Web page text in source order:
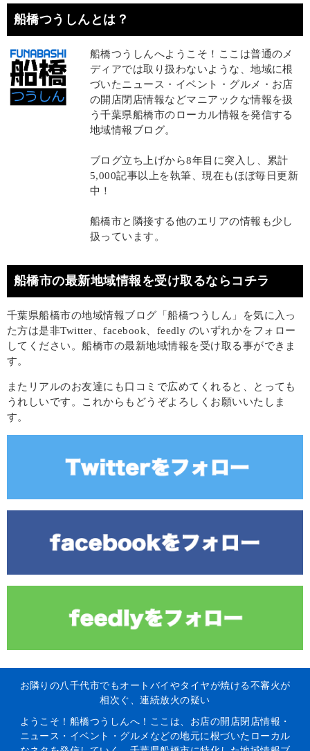
船橋つうしんとは？
船橋つうしんへようこそ！ここは普通のメ
ディアでは取り扱わないような、地域に根
づいたニュース・イベント・グルメ・お店
の開店閉店情報などマニアックな情報を扱
う千葉県船橋市のローカル情報を発信する
地域情報ブログ。
ブログ立ち上げから8年目に突入し、累計
5,000記事以上を執筆、現在もほぼ毎日更新
中！
船橋市と隣接する他のエリアの情報も少し
扱っています。
船橋市の最新地域情報を受け取るならコチラ
千葉県船橋市の地域情報ブログ「船橋つうしん」を気に入っ
た方は是非Twitter、facebook、feedly のいずれかをフォロー
してください。船橋市の最新地域情報を受け取る事ができま
す。
またリアルのお友達にも口コミで広めてくれると、とっても
うれしいです。これからもどうぞよろしくお願いいたしま
す。
お隣りの八千代市でもオートバイやタイヤが焼ける不審火が
相次ぐ、連続放火の疑い
ようこそ！船橋つうしんへ！ここは、お店の開店閉店情報・
ニュース・イベント・グルメなどの地元に根づいたローカル